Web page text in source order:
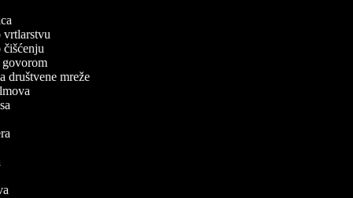
vrtlarstvu
čišćenju
govorom
društvene mreže